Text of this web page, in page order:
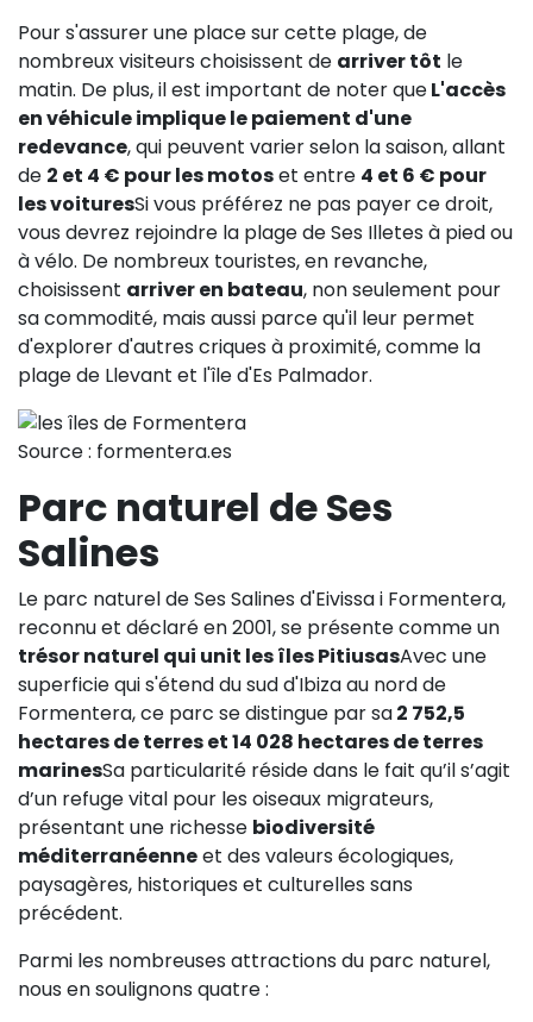
Pour s'assurer une place sur cette plage, de
nombreux visiteurs choisissent de arriver tôt le
matin. De plus, il est important de noter queL'accès
en véhicule implique le paiement d'une
redevance, qui peuvent varier selon la saison, allant
de 2 et 4 € pour les motoset entre 4 et 6 € pour
les voituresSi vous préférez ne pas payer ce droit,
vous devrez rejoindre la plage de Ses Illetes à pied ou
à vélo. De nombreux touristes, en revanche,
choisissent arriver en bateau, non seulement pour
sa commodité, mais aussi parce qu'il leur permet
d'explorer d'autres criques à proximité, comme la
plage de Llevant et l'île d'Es Palmador.
Source : formentera.es
Parc naturel de Ses
Salines
Le parc naturel de Ses Salines d'Eivissa i Formentera,
reconnu et déclaré en 2001, se présente comme un
trésor naturel qui unit les îles PitiusasAvec une
superficie qui s'étend du sud d'Ibiza au nord de
Formentera, ce parc se distingue par sa2 752,5
hectares de terres et 14 028 hectares de terres
marinesSa particularité réside dans le fait qu’il s’agit
d’un refuge vital pour les oiseaux migrateurs,
présentant une richesse biodiversité
méditerranéenneet des valeurs écologiques,
paysagères, historiques et culturelles sans
précédent.
Parmi les nombreuses attractions du parc naturel,
nous en soulignons quatre :